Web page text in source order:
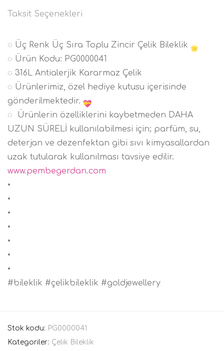
Taksit Seçenekleri
◌ Üç Renk Üç Sıra Toplu Zincir Çelik Bileklik
◌ Ürün Kodu: PG0000041
◌ 316L Antialerjik Kararmaz Çelik
◌ Ürünlerimiz, özel hediye kutusu içerisinde
gönderilmektedir.
◌ Ürünlerin özelliklerini kaybetmeden DAHA
UZUN SÜRELİ kullanılabilmesi için; parfüm, su,
deterjan ve dezenfektan gibi sıvı kimyasallardan
uzak tutularak kullanılması tavsiye edilir.
www.pembegerdan.com
•
•
•
•
•
•
•
#bileklik #çelikbileklik #goldjewellery
Stok kodu: PG0000041
Kategoriler: Çelik Bileklik